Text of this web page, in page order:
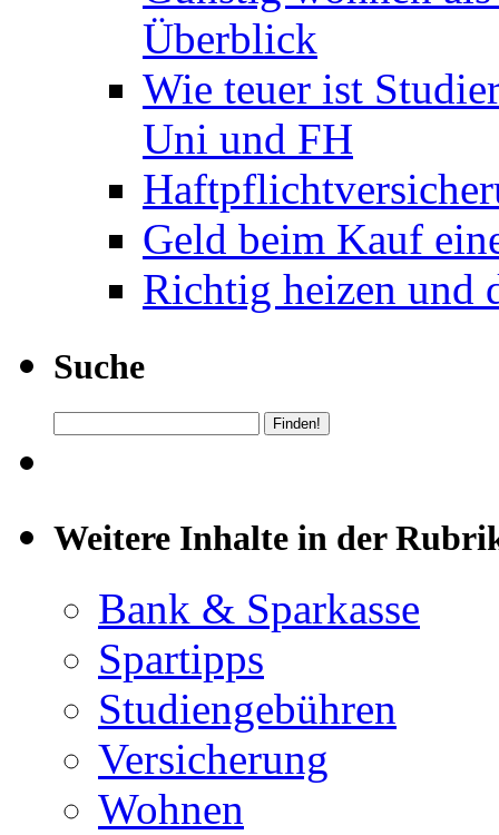
Überblick
Wie teuer ist
Uni und FH
Geld beim Kauf
Richtig heizen und
Suche
Weitere Inhalte in der
Bank & Sparkasse
Spartipps
Studiengebühren
Versicherung
Wohnen